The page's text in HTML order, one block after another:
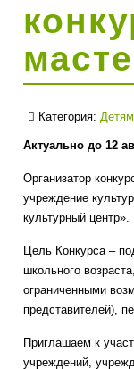
Категория:Детям
Актуально до 12
Организатор
учреждение
культурный центр».
Цель Конкурса –
школьного
ограниченными
представителей),
Приглашаем к
учреждений,